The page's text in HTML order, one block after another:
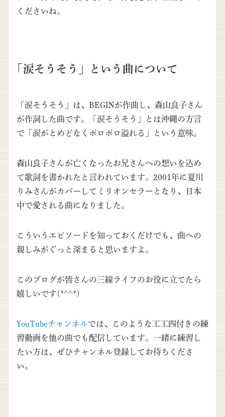
くださいね。
「涙そうそう」という曲について
「涙そうそう」は、BEGINが作曲し、森山良子さん
が作詞した曲です。「涙そうそう」とは沖縄の方言
で「涙がとめどなくポロポロ溢れる」という意味。
森山良子さんが亡くなったお兄さんへの想いを込め
て歌詞を書かれたと言われています。2001年に夏川
りみさんがカバーしてミリオンセラーとなり、日本
中で愛される曲になりました。
こういうエピソードを知っておくだけでも、曲への
親しみがぐっと深まると思いますよ。
このブログが皆さんの三線ライフのお役に立てたら
嬉しいです(*^^*)
YouTubeチャンネルでは、このような工工四付きの練
習動画を他の曲でも配信しています。一緒に練習し
たい方は、ぜひチャンネル登録してお待ちくださ
い。